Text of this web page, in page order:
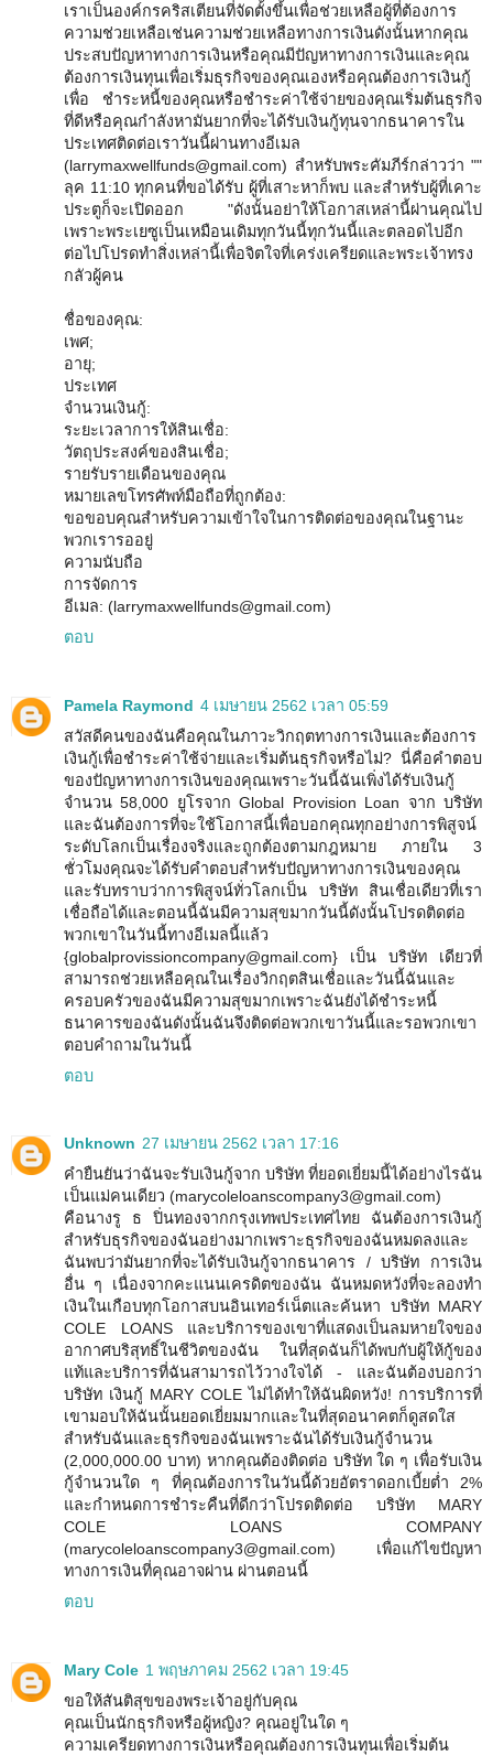
เราเป็นองค์กรคริสเตียนที่จัดตั้งขึ้นเพื่อช่วยเหลือผู้ที่ต้องการ
ความช่วยเหลือเช่นความช่วยเหลือทางการเงินดังนั้นหากคุณ
ประสบปัญหาทางการเงินหรือคุณมีปัญหาทางการเงินและคุณ
ต้องการเงินทุนเพื่อเริ่มธุรกิจของคุณเองหรือคุณต้องการเงินกู้
เพื่อ ชำระหนี้ของคุณหรือชำระค่าใช้จ่ายของคุณเริ่มต้นธุรกิจ
ที่ดีหรือคุณกำลังหามันยากที่จะได้รับเงินกู้ทุนจากธนาคารใน
ประเทศติดต่อเราวันนี้ผ่านทางอีเมล
(larrymaxwellfunds@gmail.com) สำหรับพระคัมภีร์กล่าวว่า ""
ลุค 11:10 ทุกคนที่ขอได้รับ ผู้ที่เสาะหาก็พบ และสำหรับผู้ที่เคาะ
ประตูก็จะเปิดออก "ดังนั้นอย่าให้โอกาสเหล่านี้ผ่านคุณไป
เพราะพระเยซูเป็นเหมือนเดิมทุกวันนี้ทุกวันนี้และตลอดไปอีก
ต่อไปโปรดทำสิ่งเหล่านี้เพื่อจิตใจที่เคร่งเครียดและพระเจ้าทรง
กลัวผู้คน
ชื่อของคุณ:
เพศ;
อายุ;
ประเทศ
จำนวนเงินกู้:
ระยะเวลาการให้สินเชื่อ:
วัตถุประสงค์ของสินเชื่อ;
รายรับรายเดือนของคุณ
หมายเลขโทรศัพท์มือถือที่ถูกต้อง:
ขอขอบคุณสำหรับความเข้าใจในการติดต่อของคุณในฐานะ
พวกเรารออยู่
ความนับถือ
การจัดการ
อีเมล: (larrymaxwellfunds@gmail.com)
ตอบ
Pamela Raymond 4 เมษายน 2562 เวลา 05:59
สวัสดีคนของฉันคือคุณในภาวะวิกฤตทางการเงินและต้องการ
เงินกู้เพื่อชำระค่าใช้จ่ายและเริ่มต้นธุรกิจหรือไม่? นี่คือคำตอบ
ของปัญหาทางการเงินของคุณเพราะวันนี้ฉันเพิ่งได้รับเงินกู้
จำนวน 58,000 ยูโรจาก Global Provision Loan จาก บริษัท
และฉันต้องการที่จะใช้โอกาสนี้เพื่อบอกคุณทุกอย่างการพิสูจน์
ระดับโลกเป็นเรื่องจริงและถูกต้องตามกฎหมาย ภายใน 3
ชั่วโมงคุณจะได้รับคำตอบสำหรับปัญหาทางการเงินของคุณ
และรับทราบว่าการพิสูจน์ทั่วโลกเป็น บริษัท สินเชื่อเดียวที่เรา
เชื่อถือได้และตอนนี้ฉันมีความสุขมากวันนี้ดังนั้นโปรดติดต่อ
พวกเขาในวันนี้ทางอีเมลนี้แล้ว
{globalprovissioncompany@gmail.com} เป็น บริษัท เดียวที่
สามารถช่วยเหลือคุณในเรื่องวิกฤตสินเชื่อและวันนี้ฉันและ
ครอบครัวของฉันมีความสุขมากเพราะฉันยังได้ชำระหนี้
ธนาคารของฉันดังนั้นฉันจึงติดต่อพวกเขาวันนี้และรอพวกเขา
ตอบคำถามในวันนี้
ตอบ
Unknown 27 เมษายน 2562 เวลา 17:16
คำยืนยันว่าฉันจะรับเงินกู้จาก บริษัท ที่ยอดเยี่ยมนี้ได้อย่างไรฉัน
เป็นแม่คนเดียว (marycoleloanscompany3@gmail.com)
คือนางรู ธ ปิ่นทองจากกรุงเทพประเทศไทย ฉันต้องการเงินกู้
สำหรับธุรกิจของฉันอย่างมากเพราะธุรกิจของฉันหมดลงและ
ฉันพบว่ามันยากที่จะได้รับเงินกู้จากธนาคาร / บริษัท การเงิน
อื่น ๆ เนื่องจากคะแนนเครดิตของฉัน ฉันหมดหวังที่จะลองทำ
เงินในเกือบทุกโอกาสบนอินเทอร์เน็ตและค้นหา บริษัท MARY
COLE LOANS และบริการของเขาที่แสดงเป็นลมหายใจของ
อากาศบริสุทธิ์ในชีวิตของฉัน ในที่สุดฉันก็ได้พบกับผู้ให้กู้ของ
แท้และบริการที่ฉันสามารถไว้วางใจได้ - และฉันต้องบอกว่า
บริษัท เงินกู้ MARY COLE ไม่ได้ทำให้ฉันผิดหวัง! การบริการที่
เขามอบให้ฉันนั้นยอดเยี่ยมมากและในที่สุดอนาคตก็ดูสดใส
สำหรับฉันและธุรกิจของฉันเพราะฉันได้รับเงินกู้จำนวน
(2,000,000.00 บาท) หากคุณต้องติดต่อ บริษัท ใด ๆ เพื่อรับเงิน
กู้จำนวนใด ๆ ที่คุณต้องการในวันนี้ด้วยอัตราดอกเบี้ยต่ำ 2%
และกำหนดการชำระคืนที่ดีกว่าโปรดติดต่อ บริษัท MARY
COLE LOANS COMPANY
(marycoleloanscompany3@gmail.com) เพื่อแก้ไขปัญหา
ทางการเงินที่คุณอาจผ่าน ผ่านตอนนี้
ตอบ
Mary Cole 1 พฤษภาคม 2562 เวลา 19:45
ขอให้สันติสุขของพระเจ้าอยู่กับคุณ
คุณเป็นนักธุรกิจหรือผู้หญิง? คุณอยู่ในใด ๆ
ความเครียดทางการเงินหรือคุณต้องการเงินทุนเพื่อเริ่มต้น